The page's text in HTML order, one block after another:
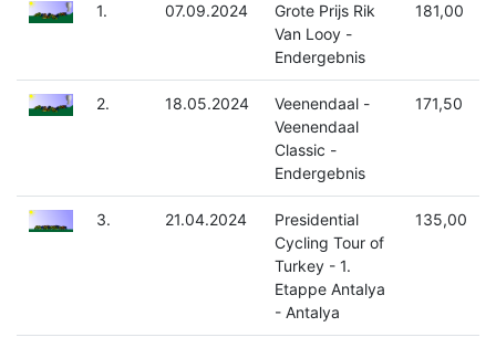
1. 07.09.2024
Grote Prijs Rik
Van Looy -
Endergebnis
181,00
2. 18.05.2024
Veenendaal -
Veenendaal
Classic -
Endergebnis
171,50
3. 21.04.2024
Presidential
Cycling Tour of
Turkey - 1.
Etappe Antalya
- Antalya
135,00